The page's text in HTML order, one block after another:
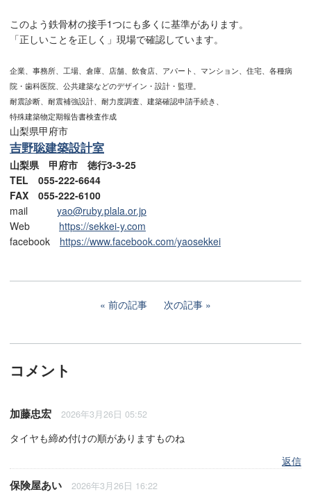
このよう鉄骨材の接手1つにも多くに基準があります。
「正しいことを正しく」現場で確認しています。
企業、事務所、工場、倉庫、店舗、飲食店、アパート、マンション、住宅、各種病
院・歯科医院、公共建築などのデザイン・設計・監理。
耐震診断、耐震補強設計、耐力度調査、建築確認申請手続き、
特殊建築物定期報告書検査作成
山梨県甲府市
吉野聡建築設計室
山梨県 甲府市 徳行3-3-25
TEL 055-222-6644
FAX 055-222-6100
mail yao@ruby.plala.or.jp
Web https://sekkei-y.com
facebook https://www.facebook.com/yaosekkei
前の記事 次の記事
コメント
加藤忠宏 2026年3月26日 05:52
タイヤも締め付けの順がありますものね
返信
保険屋あい 2026年3月26日 16:22